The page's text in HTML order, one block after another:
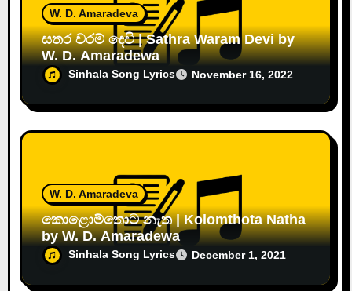
W. D. Amaradeva
සතර වරම් දෙවි | Sathra Waram Devi by
W. D. Amaradewa
Sinhala Song Lyrics November 16, 2022
W. D. Amaradeva
කොළොම්තොට නැත | Kolomthota Natha
by W. D. Amaradewa
Sinhala Song Lyrics December 1, 2021